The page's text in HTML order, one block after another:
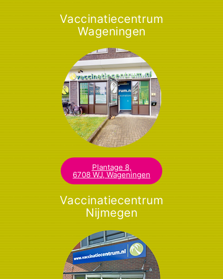
Vaccinatiecentrum
Wageningen
Plantage 8,
6708 WJ, Wageningen​
Vaccinatiecentrum
Nijmegen